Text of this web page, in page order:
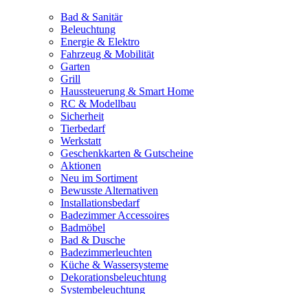
Bad & Sanitär
Beleuchtung
Energie & Elektro
Fahrzeug & Mobilität
Garten
Grill
Haussteuerung & Smart Home
RC & Modellbau
Sicherheit
Tierbedarf
Werkstatt
Geschenkkarten & Gutscheine
Aktionen
Neu im Sortiment
Bewusste Alternativen
Installationsbedarf
Badezimmer Accessoires
Badmöbel
Bad & Dusche
Badezimmerleuchten
Küche & Wassersysteme
Dekorationsbeleuchtung
Systembeleuchtung